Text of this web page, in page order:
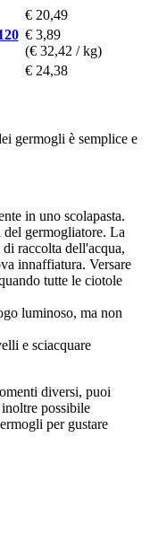
€ 20,49
€ 3,89
(€ 32,42 / kg)
€ 24,38
germogli è semplice e
in uno scolapasta.
germogliatore. La
raccolta dell'acqua,
innaffiatura. Versare
tutte le ciotole
luminoso, ma non
e sciacquare
diversi, puoi
possibile
per gustare